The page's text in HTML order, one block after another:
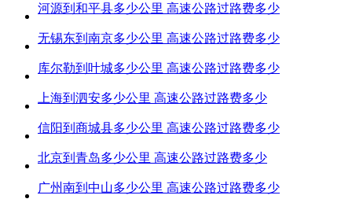
河源到和平县多少公里 高速公路过路费多少
无锡东到南京多少公里 高速公路过路费多少
库尔勒到叶城多少公里 高速公路过路费多少
上海到泗安多少公里 高速公路过路费多少
信阳到商城县多少公里 高速公路过路费多少
北京到青岛多少公里 高速公路过路费多少
广州南到中山多少公里 高速公路过路费多少